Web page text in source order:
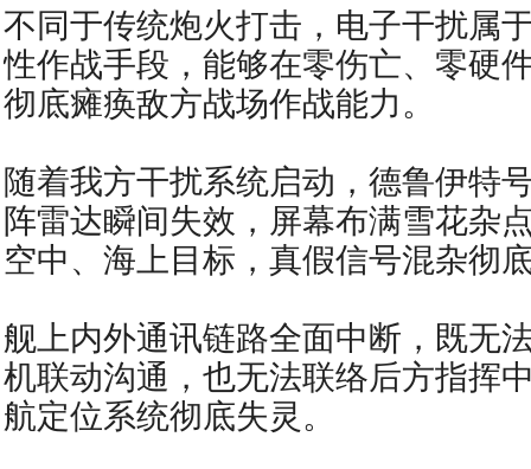
不同于传统炮火打击，电子干扰属
性作战手段，能够在零伤亡、零硬
彻底瘫痪敌方战场作战能力。
随着我方干扰系统启动，德鲁伊特
阵雷达瞬间失效，屏幕布满雪花杂
空中、海上目标，真假信号混杂彻
舰上内外通讯链路全面中断，既无
机联动沟通，也无法联络后方指挥
航定位系统彻底失灵。